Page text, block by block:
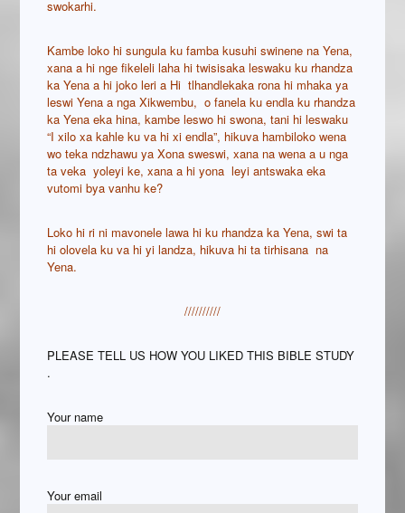
swokarhi.
Kambe loko hi sungula ku famba kusuhi swinene na Yena,
xana a hi nge fikeleli laha hi twisisaka leswaku ku rhandza
ka Yena a hi joko leri a Hi tlhandlekaka rona hi mhaka ya
leswi Yena a nga Xikwembu, o fanela ku endla ku rhandza
ka Yena eka hina, kambe leswo hi swona, tani hi leswaku
“I xilo xa kahle ku va hi xi endla”, hikuva hambiloko wena
wo teka ndzhawu ya Xona sweswi, xana na wena a u nga
ta veka yoleyi ke, xana a hi yona leyi antswaka eka
vutomi bya vanhu ke?
Loko hi ri ni mavonele lawa hi ku rhandza ka Yena, swi ta
hi olovela ku va hi yi landza, hikuva hi ta tirhisana na
Yena.
//////////
PLEASE TELL US HOW YOU LIKED THIS BIBLE STUDY
.
Your name
Your email